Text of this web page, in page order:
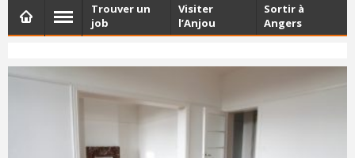
Trouver un
job
Visiter
l’Anjou
Sortir à
Angers